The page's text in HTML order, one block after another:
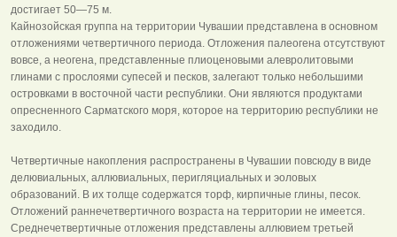
достигает 50—75 м.
Кайнозойская группа на территории Чувашии представлена в основном
отложениями четвертичного периода. Отложения палеогена отсутствуют
вовсе, а неогена, представленные плиоценовыми алевролитовыми
глинами с прослоями супесей и песков, залегают только небольшими
островками в восточной части республики. Они являются продуктами
опресненного Сарматского моря, которое на территорию республики не
заходило.
Четвертичные накопления распространены в Чувашии повсюду в виде
делювиальных, аллювиальных, перигляциальных и эоловых
образований. В их толще содержатся торф, кирпичные глины, песок.
Отложений раннечетвертичного возраста на территории не имеется.
Среднечетвертичные отложения представлены аллювием третьей